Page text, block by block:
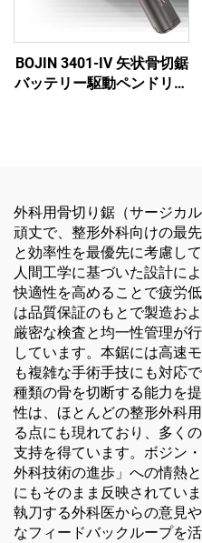
BOJIN 3401-IV 矢状骨切鋸
バッテリー駆動ペンドリル
外科用骨切り鋸（サージカ
頑丈で、整形外科向けの最
と効率性を最優先に考慮し
人間工学に基づいた設計に
快適性を高めることで疲労
は品質保証のもとで製造お
厳密な検査と均一性管理が
しています。本鋸には高速
も複雑な手術手技にも対応
種類の骨を切断する能力を
性は、ほとんどの整形外科
る点にも現れており、多く
支持を得ています。ボジン
外科技術の進歩」への情熱
にもそのまま反映されてい
執刀する外科医からの意見
なフィードバックループを